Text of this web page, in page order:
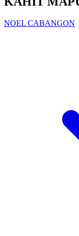
NOEL CABANGON